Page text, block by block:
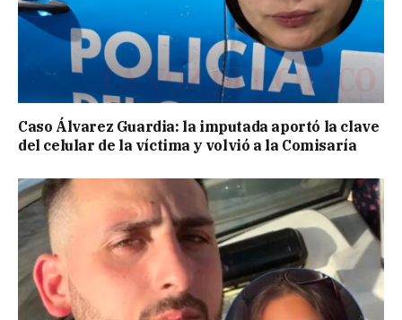
Caso Álvarez Guardia: la imputada aportó la clave
del celular de la víctima y volvió a la Comisaría